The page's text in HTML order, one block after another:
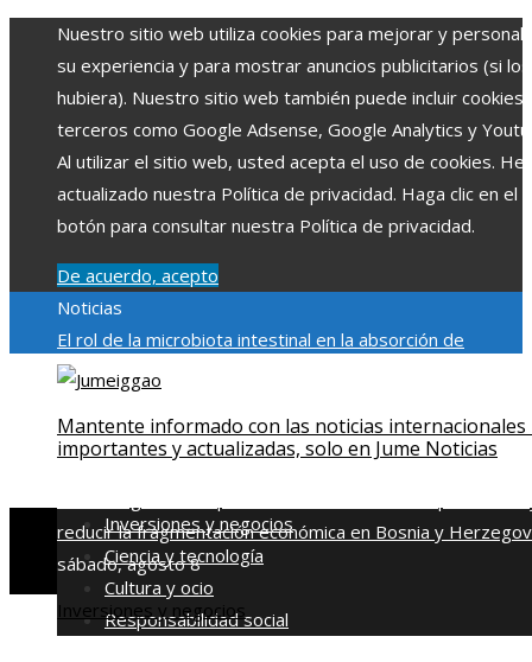
Nuestro sitio web utiliza cookies para mejorar y
su experiencia y para mostrar anuncios publicitarios (si los
hubiera). Nuestro sitio web también puede incluir cookies
terceros como Google Adsense, Google Analytics y
Al utilizar el sitio web, usted acepta el uso de cookies.
actualizado nuestra Política de privacidad. Haga clic en el
botón para consultar nuestra Política de privacidad.
De acuerdo, acepto
Noticias
El rol de la microbiota intestinal en la absorción de
nutrientesReformas regulatorias derivadas de desastres
Patrimonio de la Humanidad y su importanciaImpacto
económico y social de la estacionalidad turística en
reducir la fragmentación económica en Bosnia y
sábado, agosto 8
Mantente informado con las noticias internacionales
importantes y actualizadas, solo en Jume Noticias
Inversiones y negocios
Ciencia y tecnología
Cultura y ocio
Responsabilidad social
Inversiones y negocios